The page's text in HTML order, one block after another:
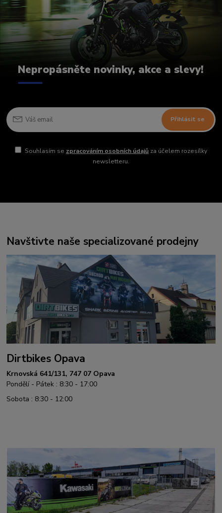
Nepropásněte novinky, akce a slevy!
Přihlásit se
Souhlasím se zpracováním osobních údajůza účelem rozesílky
newsletteru.
Navštivte naše specializované prodejny
Dirtbikes Opava
Krnovská 641/131, 747 07 Opava
Pondělí - Pátek : 8:30 - 17:00
Sobota : 8:30 - 12:00